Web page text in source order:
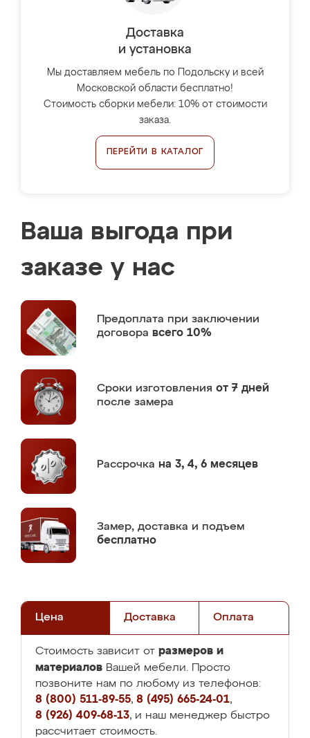
Доставка
и установка
Мы доставляем мебель по Подольску и всей
Московской области бесплатно!
Стоимость сборки мебели: 10% от стоимости
заказа.
ПЕРЕЙТИ В КАТАЛОГ
Ваша выгода при
заказе у нас
Предоплата при заключении
договора всего 10%
Сроки изготовления от 7 дней
после замера
Рассрочка на 3, 4, 6 месяцев
Замер, доставка и подъем
бесплатно
Цена Доставка Оплата
Стоимость зависит от размеров и
материалов Вашей мебели. Просто
позвоните нам по любому из телефонов:
8 (800) 511-89-55, 8 (495) 665-24-01,
8 (926) 409-68-13, и наш менеджер быстро
рассчитает стоимость.